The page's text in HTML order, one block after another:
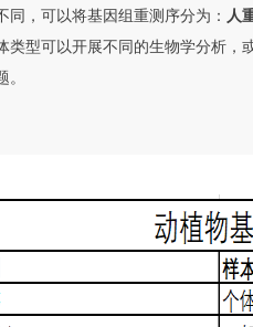
，可以将基因组重测序分为： 人
类型可以开展不同的生物学分析